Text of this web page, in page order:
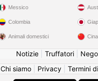
Messico
Colombia
Animali domestici Cina
Notizie| Truffatori|
Chi siamo Privacy Termini